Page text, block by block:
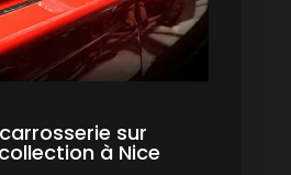
sur
à Nice